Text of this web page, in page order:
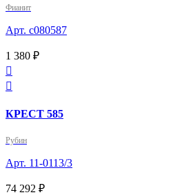
Фианит
Арт. с080587
1 380 ₽


КРЕСТ 585
Рубин
Арт. 11-0113/3
74 292 ₽